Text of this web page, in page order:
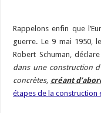
Rappelons enfin que
guerre. Le 9 mai 1950,
Robert Schuman,
dans une construction
concrètes, créant
étapes de la construction